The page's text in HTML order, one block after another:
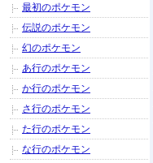
最初のポケモン
伝説のポケモン
幻のポケモン
あ行のポケモン
か行のポケモン
さ行のポケモン
た行のポケモン
な行のポケモン